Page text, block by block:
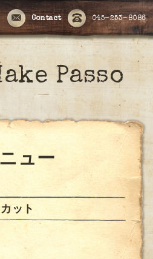
045-253-8086
Contact
Passo
ュー
カット